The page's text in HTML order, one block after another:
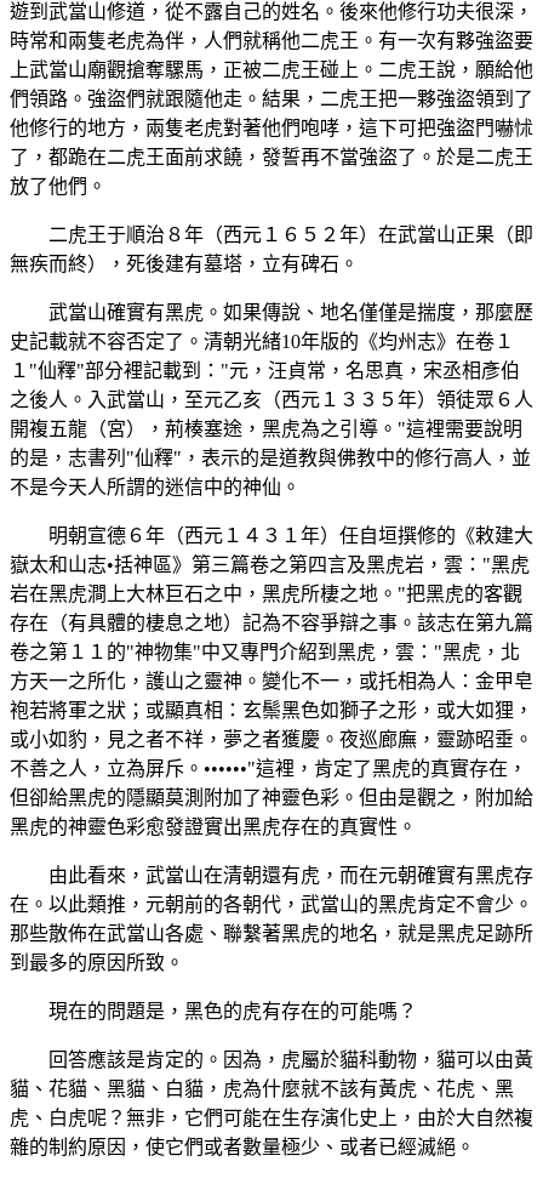
遊到武當山修道，從不露自己的姓名。後來他修行功夫很深，
時常和兩隻老虎為伴，人們就稱他二虎王。有一次有夥強盜要
上武當山廟觀搶奪騾馬，正被二虎王碰上。二虎王說，願給他
們領路。強盜們就跟隨他走。結果，二虎王把一夥強盜領到了
他修行的地方，兩隻老虎對著他們咆哮，這下可把強盜門嚇怵
了，都跪在二虎王面前求饒，發誓再不當強盜了。於是二虎王
放了他們。
二虎王于順治８年（西元１６５２年）在武當山正果（即
無疾而終），死後建有墓塔，立有碑石。
武當山確實有黑虎。如果傳說、地名僅僅是揣度，那麼歷
史記載就不容否定了。清朝光緒10年版的《均州志》在卷１
１"仙釋"部分裡記載到："元，汪貞常，名思真，宋丞相彥伯
之後人。入武當山，至元乙亥（西元１３３５年）領徒眾６人
開複五龍（宮），荊楱塞途，黑虎為之引導。"這裡需要說明
的是，志書列"仙釋"，表示的是道教與佛教中的修行高人，並
不是今天人所謂的迷信中的神仙。
明朝宣德６年（西元１４３１年）任自垣撰修的《敕建大
嶽太和山志•括神區》第三篇卷之第四言及黑虎岩，雲："黑虎
岩在黑虎澗上大林巨石之中，黑虎所棲之地。"把黑虎的客觀
存在（有具體的棲息之地）記為不容爭辯之事。該志在第九篇
卷之第１１的"神物集"中又專門介紹到黑虎，雲："黑虎，北
方天一之所化，護山之靈神。變化不一，或托相為人：金甲皂
袍若將軍之狀；或顯真相：玄鬃黑色如獅子之形，或大如狸，
或小如豹，見之者不祥，夢之者獲慶。夜巡廊廡，靈跡昭垂。
不善之人，立為屏斥。••••••"這裡，肯定了黑虎的真實存在，
但卻給黑虎的隱顯莫測附加了神靈色彩。但由是觀之，附加給
黑虎的神靈色彩愈發證實出黑虎存在的真實性。
由此看來，武當山在清朝還有虎，而在元朝確實有黑虎存
在。以此類推，元朝前的各朝代，武當山的黑虎肯定不會少。
那些散佈在武當山各處、聯繫著黑虎的地名，就是黑虎足跡所
到最多的原因所致。
現在的問題是，黑色的虎有存在的可能嗎？
回答應該是肯定的。因為，虎屬於貓科動物，貓可以由黃
貓、花貓、黑貓、白貓，虎為什麼就不該有黃虎、花虎、黑
虎、白虎呢？無非，它們可能在生存演化史上，由於大自然複
雜的制約原因，使它們或者數量極少、或者已經滅絕。